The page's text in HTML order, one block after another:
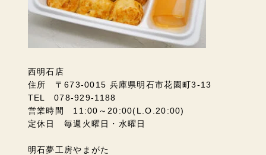
西明石店
住所 〒673-0015 兵庫県明石市花園町3-13
TEL 078-929-1188
営業時間 11:00～20:00(L.O.20:00)
定休日 毎週火曜日・水曜日
明石夢工房やまがた